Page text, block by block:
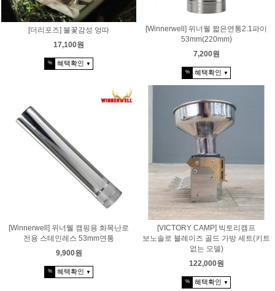
[더리포즈] 불꽃감성 엉따
17,100원
% 혜택확인 ▼
[Winnerwell] 위너웰 짧은연통2.1파이
53mm(220mm)
7,200원
% 혜택확인 ▼
[Winnerwell] 위너웰 캠핑용 화목난로
전용 스테인레스 53mm연통
9,900원
% 혜택확인 ▼
[VICTORY CAMP] 빅토리캠프
보노솔로 블레이즈 골드 가방 세트(키트
없는 모델)
122,000원
% 혜택확인 ▼